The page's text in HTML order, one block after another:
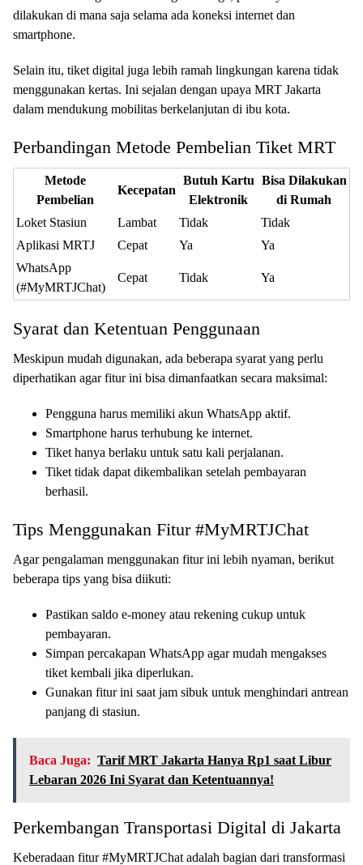
dilakukan di mana saja selama ada koneksi internet dan
smartphone.
Selain itu, tiket digital juga lebih ramah lingkungan karena tidak
menggunakan kertas. Ini sejalan dengan upaya MRT Jakarta
dalam mendukung mobilitas berkelanjutan di ibu kota.
Perbandingan Metode Pembelian Tiket MRT
Metode
Pembelian
Kecepatan
Butuh Kartu
Elektronik
Bisa Dilakukan
di Rumah
Loket Stasiun
Lambat Tidak
Tidak
Aplikasi MRTJ
Cepat Ya
Ya
WhatsApp
(#MyMRTJChat)
Cepat Tidak Ya
Syarat dan Ketentuan Penggunaan
Meskipun mudah digunakan, ada beberapa syarat yang perlu
diperhatikan agar fitur ini bisa dimanfaatkan secara maksimal:
Pengguna harus memiliki akun WhatsApp aktif.
Smartphone harus terhubung ke internet.
Tiket hanya berlaku untuk satu kali perjalanan.
Tiket tidak dapat dikembalikan setelah pembayaran
berhasil.
Tips Menggunakan Fitur #MyMRTJChat
Agar pengalaman menggunakan fitur ini lebih nyaman, berikut
beberapa tips yang bisa diikuti:
Pastikan saldo e-money atau rekening cukup untuk
pembayaran.
Simpan percakapan WhatsApp agar mudah mengakses
tiket kembali jika diperlukan.
Gunakan fitur ini saat jam sibuk untuk menghindari antrean
panjang di stasiun.
Baca Juga: Tarif MRT Jakarta Hanya Rp1 saat Libur
Lebaran 2026 Ini Syarat dan Ketentuannya!
Perkembangan Transportasi Digital di Jakarta
Keberadaan fitur #MyMRTJChat adalah bagian dari transformasi